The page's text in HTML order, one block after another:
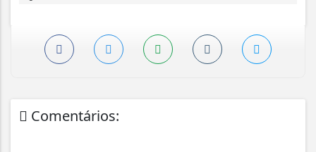
Comentários: